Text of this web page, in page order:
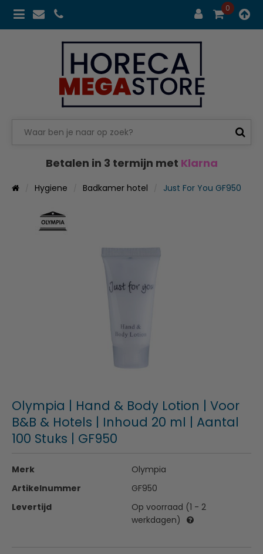
0
Betalen in 3 termijn met Klarna
Hygiene Badkamer hotel Just For You GF950
Olympia | Hand & Body Lotion | Voor
B&B & Hotels | Inhoud 20 ml | Aantal
100 Stuks | GF950
Merk
Olympia
Artikelnummer
GF950
Levertijd
Op voorraad (1 - 2
werkdagen)